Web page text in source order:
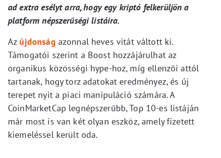
ad extra esélyt arra, hogy egy kriptó felkerüljön a
platform népszerűségi listáira.
Az újdonság azonnal heves vitát váltott ki.
Támogatói szerint a Boost hozzájárulhat az
organikus közösségi hype-hoz, míg ellenzői attól
tartanak, hogy torz adatokat eredményez, és új
terepet nyit a piaci manipuláció számára. A
CoinMarketCap legnépszerűbb, Top 10-es listáján
már most is van két olyan eszköz, amely fizetett
kiemeléssel került oda.